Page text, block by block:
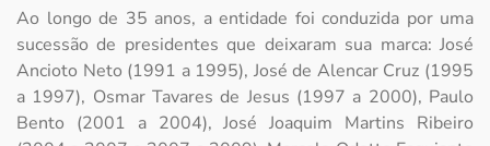
Ao longo de 35 anos, a entidade foi conduzida por uma
sucessão de presidentes que deixaram sua marca: José
Ancioto Neto (1991 a 1995), José de Alencar Cruz (1995
a 1997), Osmar Tavares de Jesus (1997 a 2000), Paulo
Bento (2001 a 2004), José Joaquim Martins Ribeiro